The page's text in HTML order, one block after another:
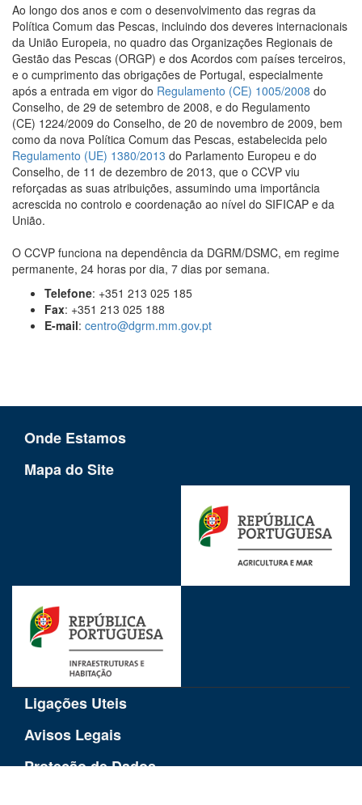
Ao longo dos anos e com o desenvolvimento das regras da
Política Comum das Pescas, incluindo dos deveres internacionais
da União Europeia, no quadro das Organizações Regionais de
Gestão das Pescas (ORGP) e dos Acordos com países terceiros,
e o cumprimento das obrigações de Portugal, especialmente
após a entrada em vigor do Regulamento (CE) 1005/2008 do
Conselho, de 29 de setembro de 2008, e do Regulamento
(CE) 1224/2009 do Conselho, de 20 de novembro de 2009, bem
como da nova Política Comum das Pescas, estabelecida pelo
Regulamento (UE) 1380/2013 do Parlamento Europeu e do
Conselho, de 11 de dezembro de 2013, que o CCVP viu
reforçadas as suas atribuições, assumindo uma importância
acrescida no controlo e coordenação ao nível do SIFICAP e da
União.
O CCVP funciona na dependência da DGRM/DSMC, em regime
permanente, 24 horas por dia, 7 dias por semana.
Telefone: +351 213 025 185
Fax: +351 213 025 188
E-mail: centro@dgrm.mm.gov.pt
Onde Estamos
Mapa do Site
Ligações Uteis
Avisos Legais
Proteção de Dados